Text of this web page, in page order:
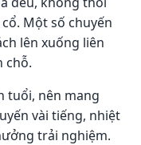
Một số chuyến
lên xuống liên
chỗ.
tuổi, nên mang
vài tiếng, nhiệt
trải nghiệm.